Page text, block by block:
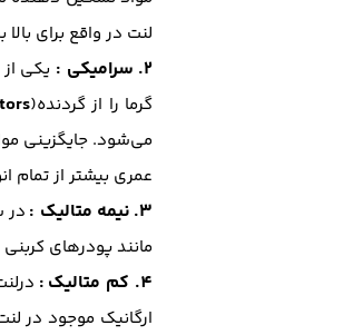
لنت در واقع برای
2. سرامیکی : یکی
گرما را از گردنده(
می‌شود. جایگزینی
عمری بیشتر از تمام
3. نیمه متالیک : در
مانند پودرهای
4. کم متالیک :
ارگانیک موجود در